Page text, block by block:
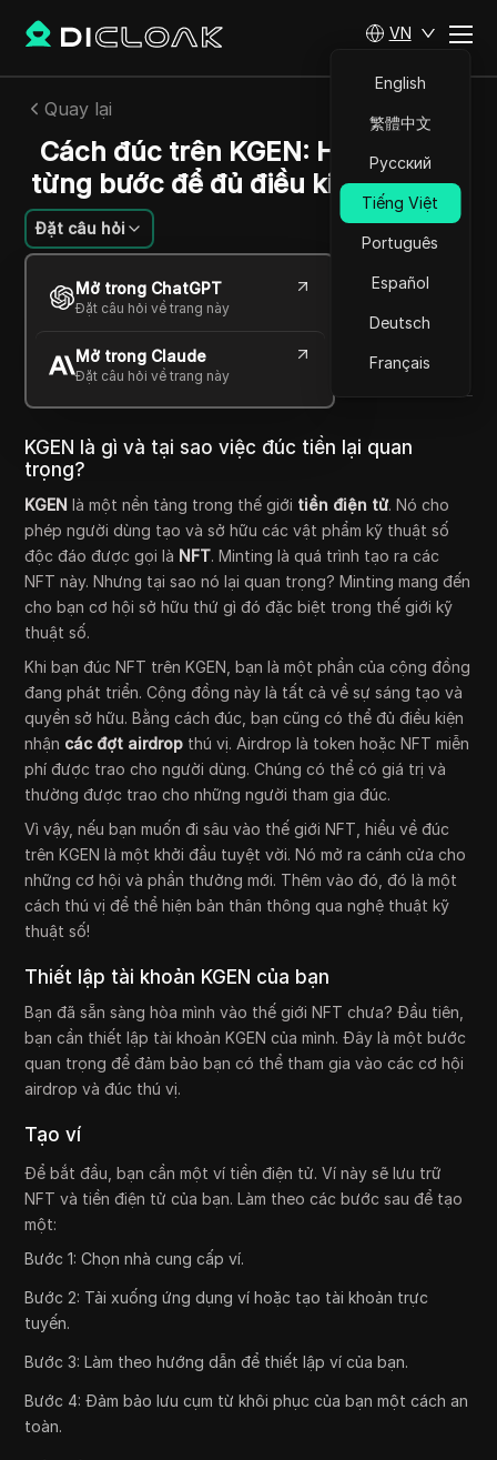
VN
English
繁體中文
Русский
Tiếng Việt
Português
Español
Deutsch
Français
Quay lại
Cách đúc trên KGEN: Hướng dẫn
từng bước để đủ điều kiện Airdrop
Đặt câu hỏi
Mở trong ChatGPT
Đặt câu hỏi về trang này
Mở trong Claude
Đặt câu hỏi về trang này
Nguyen Minh Khoi
07 Th10 2025 3 Đọc trong giây phút
Copy Link
KGEN là gì và tại sao việc đúc tiền lại quan
trọng?
KGEN là một nền tảng trong thế giới tiền điện tử. Nó cho
phép người dùng tạo và sở hữu các vật phẩm kỹ thuật số
độc đáo được gọi là NFT. Minting là quá trình tạo ra các
NFT này. Nhưng tại sao nó lại quan trọng? Minting mang đến
cho bạn cơ hội sở hữu thứ gì đó đặc biệt trong thế giới kỹ
thuật số.
Khi bạn đúc NFT trên KGEN, bạn là một phần của cộng đồng
đang phát triển. Cộng đồng này là tất cả về sự sáng tạo và
quyền sở hữu. Bằng cách đúc, bạn cũng có thể đủ điều kiện
nhận các đợt airdrop thú vị. Airdrop là token hoặc NFT miễn
phí được trao cho người dùng. Chúng có thể có giá trị và
thường được trao cho những người tham gia đúc.
Vì vậy, nếu bạn muốn đi sâu vào thế giới NFT, hiểu về đúc
trên KGEN là một khởi đầu tuyệt vời. Nó mở ra cánh cửa cho
những cơ hội và phần thưởng mới. Thêm vào đó, đó là một
cách thú vị để thể hiện bản thân thông qua nghệ thuật kỹ
thuật số!
Thiết lập tài khoản KGEN của bạn
Bạn đã sẵn sàng hòa mình vào thế giới NFT chưa? Đầu tiên,
bạn cần thiết lập tài khoản KGEN của mình. Đây là một bước
quan trọng để đảm bảo bạn có thể tham gia vào các cơ hội
airdrop và đúc thú vị.
Tạo ví
Để bắt đầu, bạn cần một ví tiền điện tử. Ví này sẽ lưu trữ
NFT và tiền điện tử của bạn. Làm theo các bước sau để tạo
một:
Bước 1: Chọn nhà cung cấp ví.
Bước 2: Tải xuống ứng dụng ví hoặc tạo tài khoản trực
tuyến.
Bước 3: Làm theo hướng dẫn để thiết lập ví của bạn.
Bước 4: Đảm bảo lưu cụm từ khôi phục của bạn một cách an
toàn.